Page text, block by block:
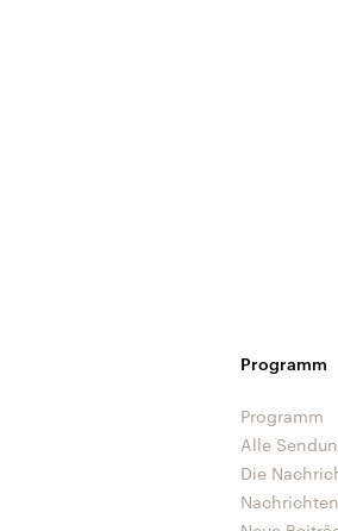
Programm
Programm
Alle
Die